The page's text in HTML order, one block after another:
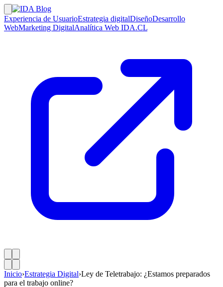
Experiencia de UsuarioEstrategia digitalDiseñoDesarrollo
WebMarketing DigitalAnalítica Web IDA.CL
Inicio›Estrategia Digital›Ley de Teletrabajo: ¿Estamos preparados
para el trabajo online?